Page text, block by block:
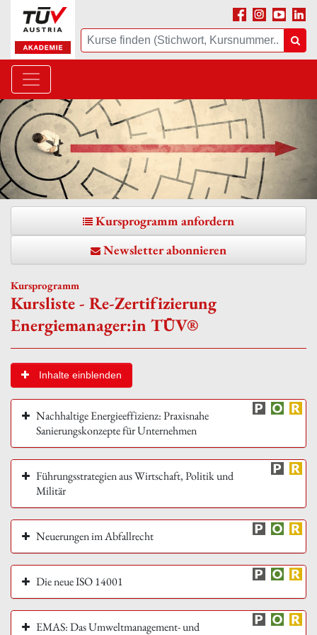
Suche
Facebook
Instagram
Youtube
Kursprogramm
Kursprogramm anfordern
Newsletter abonnieren
Kursliste - Re-Zertifizierung
Energiemanager:in TÜV®
Inhalte einblenden
Nachhaltige Energieeffizienz: Praxisnahe
Sanierungskonzepte für Unternehmen
Führungsstrategien aus Wirtschaft, Politik und
Militär
Neuerungen im Abfallrecht
Die neue ISO 14001
EMAS: Das Umweltmanagement- und